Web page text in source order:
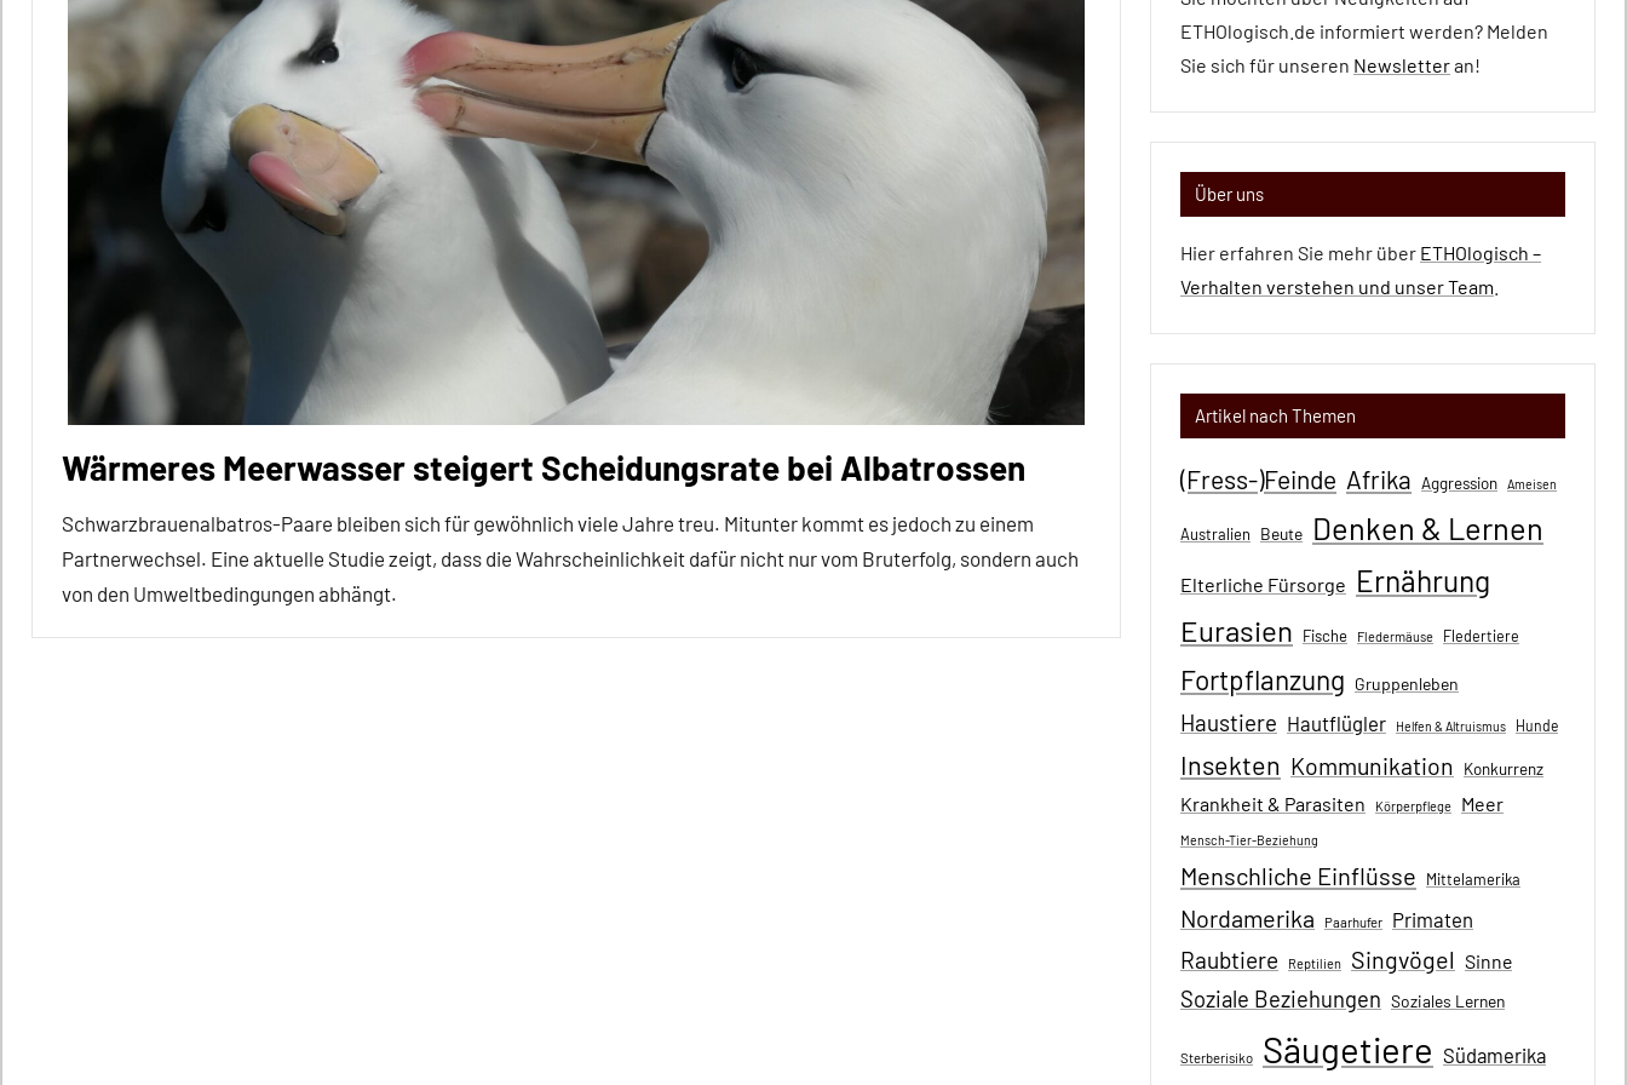
Wärmeres Meerwasser steigert Scheidungsrate bei Albatrossen
Schwarzbrauenalbatros-Paare bleiben sich für gewöhnlich viele Jahre treu. Mitunter kommt es jedoch zu einem
Partnerwechsel. Eine aktuelle Studie zeigt, dass die Wahrscheinlichkeit dafür nicht nur vom Bruterfolg, sondern auch
von den Umweltbedingungen abhängt.
ETHOlogisch.de informiert werden? Melden
Sie sich für unseren Newsletteran!
Über uns
Hier erfahren Sie mehr über ETHOlogisch –
Verhalten verstehen und unser Team
Artikel nach Themen
(Fress-)Feinde Afrika Aggression Ameisen
Australien Beute Denken & Lernen
Elterliche Fürsorge Ernährung
Eurasien Fische Fledermäuse Fledertiere
Fortpflanzung Gruppenleben
Haustiere Hautflügler Helfen & Altruismus Hunde
Insekten Kommunikation Konkurrenz
Krankheit & Parasiten Körperpflege Meer
Mensch-Tier-Beziehung
Menschliche Einflüsse Mittelamerika
Nordamerika Paarhufer Primaten
Raubtiere Reptilien Singvögel Sinne
Soziale Beziehungen Soziales Lernen
Sterberisiko Säugetiere Südamerika